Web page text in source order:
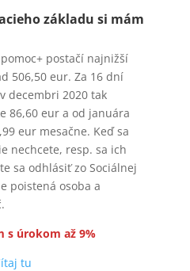
základu si mám
postačí najnižší
506,50 eur. Za 16 dní
decembri 2020 tak
86,60 eur a od januára
eur mesačne. Keď sa
nechcete, resp. sa ich
sa odhlásiť zo Sociálnej
poistená osoba a
s úrokom až 9%
tu